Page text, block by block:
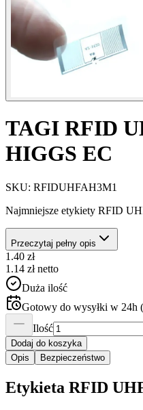
TAGI RFID
HIGGS EC
SKU: RFIDUHFAH3M1
Najmniejsze etykiety RFID
Przeczytaj pełny opis
1.40 zł
1.14 złnetto
Duża ilość
Gotowy do wysyłki w 24h
Ilość
Dodaj do koszyka
Opis
Bezpieczeństwo
Etykieta RFID